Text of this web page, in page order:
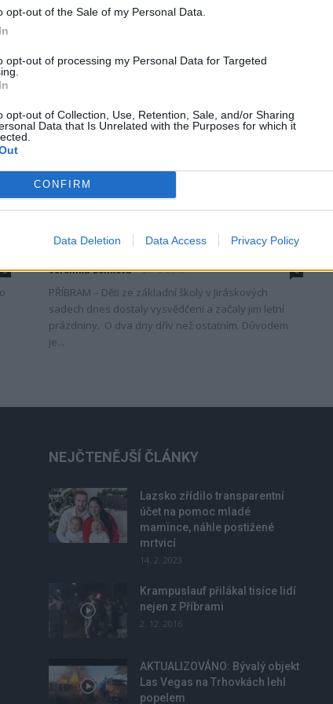
opt-out of the Sale of my Personal Data.
opt-out of processing my Personal Data for Targeted
opt-out of Collection, Use, Retention, Sale, and/or Sharing
Data that Is Unrelated with the Purposes for which it
CONFIRM
Data Deletion Data Access Privacy Policy
PŘÍBRAM – Na svém letošním posledním zasedání se
0
ZŠ Jiráskovy sady dnes ukončila
školní rok a zná už jméno nového...
Veronika Bonková - 27. 6. 2018 0
PŘÍBRAM – Děti ze základní školy v Jiráskových
sadech dnes dostaly vysvědčení a začaly jim letní
prázdniny. O dva dny dřív než ostatním. Důvodem
je...
NEJČTENĚJŠÍ ČLÁNKY
Lazsko zřídilo transparentní
účet na pomoc mladé
mamince, náhle postižené
mrtvicí
14. 2. 2023
Krampuslauf přilákal tisíce lidí
nejen z Příbrami
2. 12. 2016
AKTUALIZOVÁNO: Bývalý objekt
Las Vegas na Trhovkách lehl
popelem